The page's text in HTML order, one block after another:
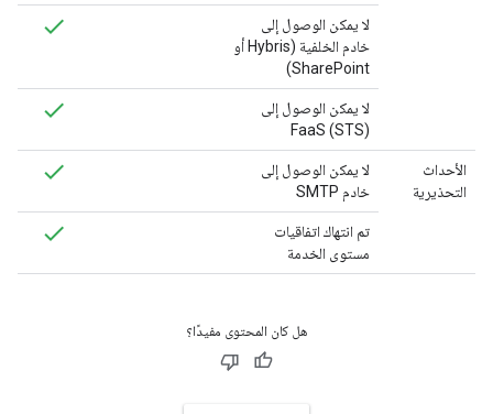
لا يمكن الوصول إلى
خادم الخلفية (Hybris أو
SharePoint)
لا يمكن الوصول إلى
FaaS (STS)
الأحداث
التحذيرية
لا يمكن الوصول إلى
خادم SMTP
تم انتهاك اتفاقيات
مستوى الخدمة
هل كان المحتوى مفيدًا؟